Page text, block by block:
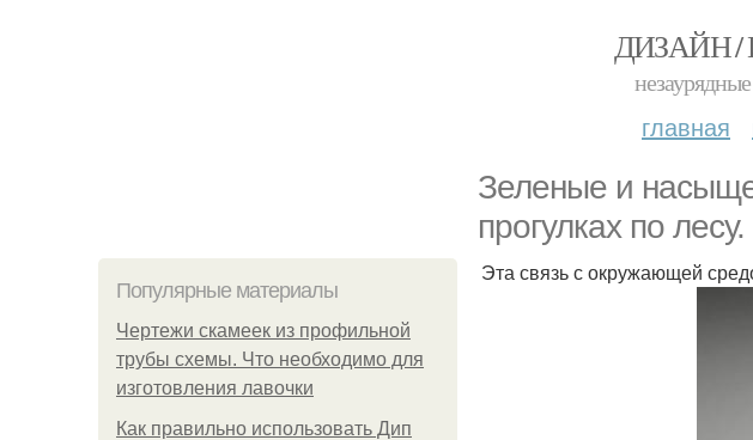
ДИЗАЙН /
главная
Зеленые и
прогулках по лесу.
Популярные материалы
Чертежи скамеек из профильной
трубы схемы. Что необходимо для
изготовления лавочки
Как правильно использовать Дип
Эта связь с окружающей